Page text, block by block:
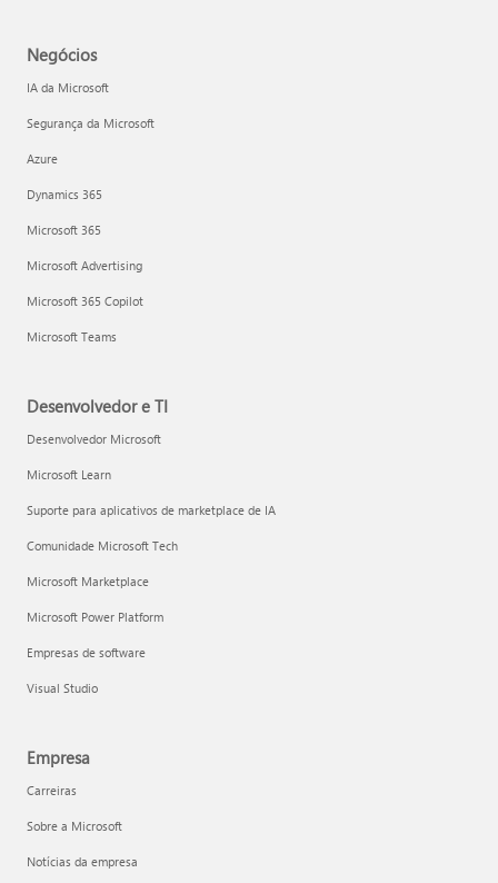
Negócios
IA da Microsoft
Segurança da Microsoft
Azure
Dynamics 365
Microsoft 365
Microsoft Advertising
Microsoft 365 Copilot
Microsoft Teams
Desenvolvedor e TI
Desenvolvedor Microsoft
Microsoft Learn
Suporte para aplicativos de marketplace de IA
Comunidade Microsoft Tech
Microsoft Marketplace
Microsoft Power Platform
Empresas de software
Visual Studio
Empresa
Carreiras
Sobre a Microsoft
Notícias da empresa